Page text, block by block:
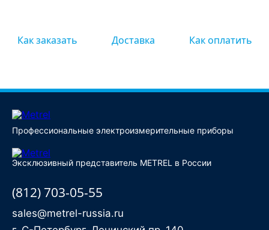
Как заказать Доставка Как оплатить
Профессиональные электроизмерительные приборы
Эксклюзивный представитель METREL в России
(812) 703-05-55
sales@metrel-russia.ru